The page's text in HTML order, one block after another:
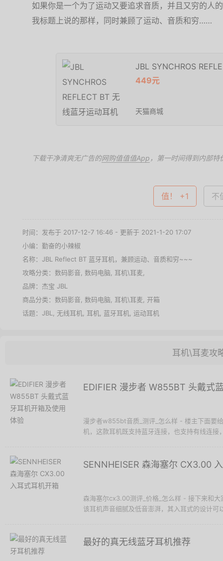
如果你是一个为了运动又要追求音质，并且又穷的人
我标题上说的那样，同时兼顾了运动、音质和穷……
JBL SYNCHROS
449元
天猫商城
下载干净清爽无广告的网购值值值App ，第一时间得到内部特
值！ +1 不
时间：发布于 2017-12-7 16:46 - 更新于 2021-1-20 17:07
小编：勤奋的小辣椒
名称： JBL Reflect BT 蓝牙耳机，兼顾运动、音质和穷~~~
攻略分类： 数码影音 数码电脑 耳机\耳麦
品牌： 杰宝 JBL
商品分类： 数码影音 数码电脑 耳机\耳麦 开箱
话题： JBL 无线耳机 耳机 蓝牙耳机 运动耳机
耳机\耳麦攻
EDIFIER 漫步者 W855BT 头戴式
漫步者w855bt音质_测评_怎么样 - 楼主下面要
机，这款耳机既支持蓝牙连接，也支持有线连接
SENNHEISER 森海塞尔 CX3.00
森海塞尔cx3.00测评_价格_怎么样 - 接下来和
该耳机声音细腻及低音澎湃，其入耳式的设计可
最好的真无线蓝牙耳机推荐